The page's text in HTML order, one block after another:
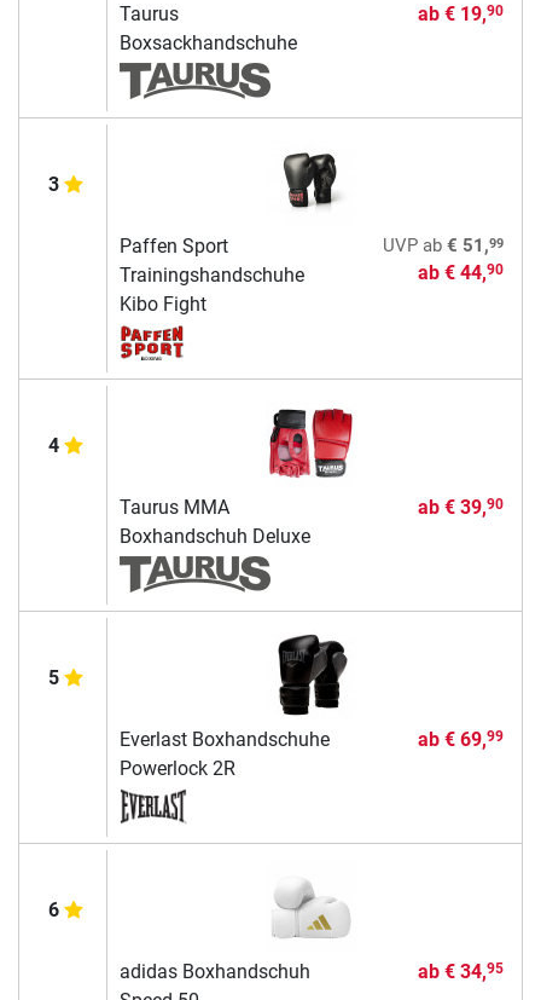
Taurus
Boxsackhandschuhe
ab € 19,90
3
Paffen Sport
Trainingshandschuhe
Kibo Fight
UVPab € 51,99
ab € 44,90
4
Taurus MMA
Boxhandschuh Deluxe
ab € 39,90
5
Everlast Boxhandschuhe
Powerlock 2R
ab € 69,99
6
adidas Boxhandschuh
ab € 34,95